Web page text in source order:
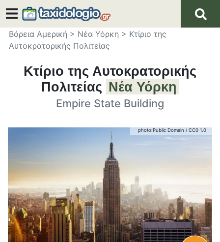
Βόρεια Αμερική > Νέα Υόρκη > Κτίριο της
Αυτοκρατορικής Πολιτείας
Κτίριο της Αυτοκρατορικής
Πολιτείας Νέα Υόρκη
Empire State Building
photo:Public Domain / CC0 1.0